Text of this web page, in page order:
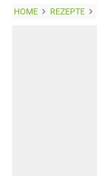
HOME REZEPTE